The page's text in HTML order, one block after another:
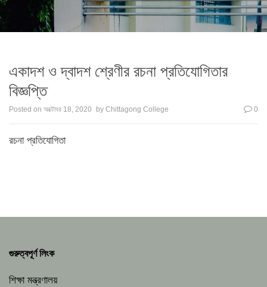
একাদশ ও দ্বাদশ শ্রেণীর রচনা প্রতিযোগিতার
বিজ্ঞপ্তি
Posted on অক্টোবর 18, 2020 by Chittagong College 0
রচনা প্রতিযোগিতা
গুরুত্বপূর্ণ লিংক
শিক্ষা মন্ত্রণালয়